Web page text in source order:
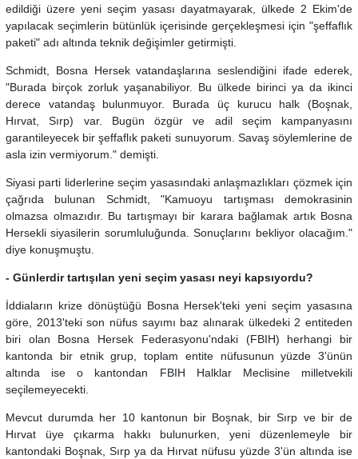
edildiği üzere yeni seçim yasası dayatmayarak, ülkede 2 Ekim'de
yapılacak seçimlerin bütünlük içerisinde gerçekleşmesi için "şeffaflık
paketi" adı altında teknik değişimler getirmişti.
Schmidt, Bosna Hersek vatandaşlarına seslendiğini ifade ederek,
"Burada birçok zorluk yaşanabiliyor. Bu ülkede birinci ya da ikinci
derece vatandaş bulunmuyor. Burada üç kurucu halk (Boşnak,
Hırvat, Sırp) var. Bugün özgür ve adil seçim kampanyasını
garantileyecek bir şeffaflık paketi sunuyorum. Savaş söylemlerine de
asla izin vermiyorum." demişti.
Siyasi parti liderlerine seçim yasasındaki anlaşmazlıkları çözmek için
çağrıda bulunan Schmidt, "Kamuoyu tartışması demokrasinin
olmazsa olmazıdır. Bu tartışmayı bir karara bağlamak artık Bosna
Hersekli siyasilerin sorumluluğunda. Sonuçlarını bekliyor olacağım."
diye konuşmuştu.
- Günlerdir tartışılan yeni seçim yasası neyi kapsıyordu?
İddiaların krize dönüştüğü Bosna Hersek'teki yeni seçim yasasına
göre, 2013'teki son nüfus sayımı baz alınarak ülkedeki 2 entiteden
biri olan Bosna Hersek Federasyonu'ndaki (FBIH) herhangi bir
kantonda bir etnik grup, toplam entite nüfusunun yüzde 3'ünün
altında ise o kantondan FBIH Halklar Meclisine milletvekili
seçilemeyecekti.
Mevcut durumda her 10 kantonun bir Boşnak, bir Sırp ve bir de
Hırvat üye çıkarma hakkı bulunurken, yeni düzenlemeyle bir
kantondaki Boşnak, Sırp ya da Hırvat nüfusu yüzde 3'ün altında ise